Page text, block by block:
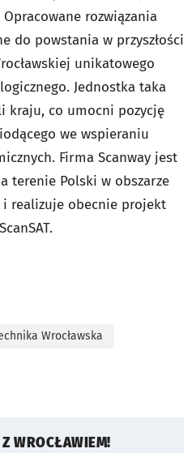
rozwiązania
do powstania w przyszłości
unikatowego
Jednostka taka
kraju, co umocni pozycję
we wspieraniu
Firma Scanway jest
terenie Polski w obszarze
realizuje obecnie projekt
Wrocławska
WROCŁAWIEM!